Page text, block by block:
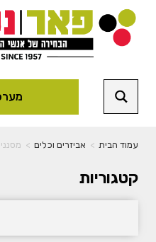
עמוד הבית > אביזרים וכלים >
קטגוריות